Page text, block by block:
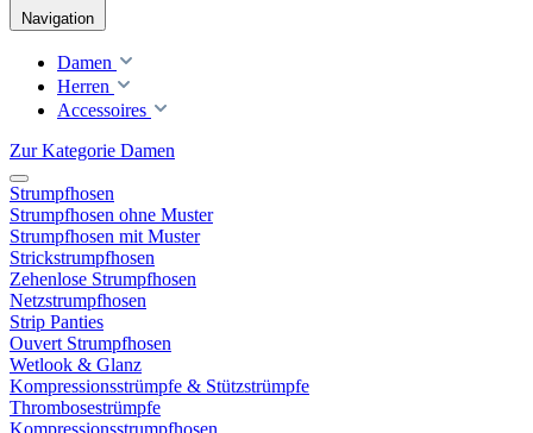
Navigation
Damen
Herren
Accessoires
Zur Kategorie Damen
Strumpfhosen
Strumpfhosen ohne Muster
Strumpfhosen mit Muster
Strickstrumpfhosen
Zehenlose Strumpfhosen
Netzstrumpfhosen
Strip Panties
Ouvert Strumpfhosen
Wetlook & Glanz
Kompressionsstrümpfe & Stützstrümpfe
Thrombosestrümpfe
Kompressionsstrumpfhosen